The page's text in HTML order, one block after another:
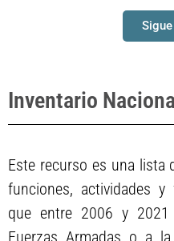
Inventario
Este recurso es una lista
funciones, actividades y
que entre 2006 y